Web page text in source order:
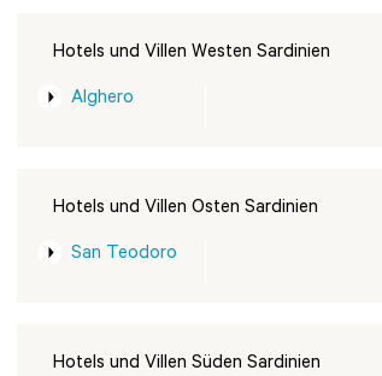
Hotels und Villen Westen Sardinien
Alghero
Hotels und Villen Osten Sardinien
San Teodoro
Hotels und Villen Süden Sardinien